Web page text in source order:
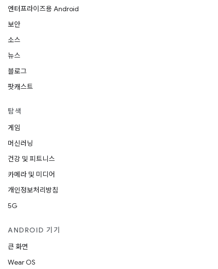
엔터프라이즈용 Android
보안
소스
뉴스
블로그
팟캐스트
탐색
게임
머신러닝
건강 및 피트니스
카메라 및 미디어
개인정보처리방침
5G
ANDROID 기기
큰 화면
Wear OS